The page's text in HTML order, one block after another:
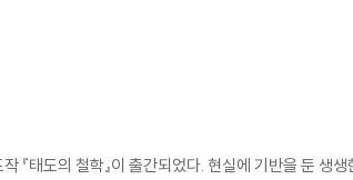
『태도의 철학』이 출간되었다. 현실에 기반을 둔 생